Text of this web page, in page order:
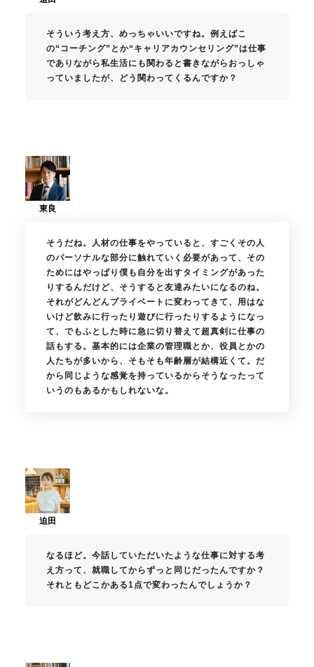
そういう考え方、めっちゃいいですね。例えばこ
の“コーチング”とか“キャリアカウンセリング”は仕事
でありながら私生活にも関わると書きながらおっしゃ
っていましたが、どう関わってくるんですか？
そうだね。人材の仕事をやっていると、すごくその人
のパーソナルな部分に触れていく必要があって、その
ためにはやっぱり僕も自分を出すタイミングがあった
りするんだけど、そうすると友達みたいになるのね。
それがどんどんプライベートに変わってきて、用はな
いけど飲みに行ったり遊びに行ったりするようになっ
て、でもふとした時に急に切り替えて超真剣に仕事の
話もする。基本的には企業の管理職とか、役員とかの
人たちが多いから、そもそも年齢層が結構近くて。だ
から同じような感覚を持っているからそうなったって
いうのもあるかもしれないな。
なるほど。今話していただいたような仕事に対する考
え方って、就職してからずっと同じだったんですか？
それともどこかある1点で変わったんでしょうか？